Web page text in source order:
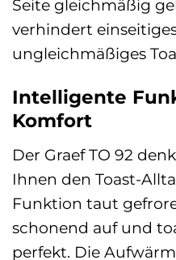
Seite gleichmäßig
verhindert
ungleichmäßiges
Intelligente
Komfort
Der Graef TO 92
Ihnen den Toast-
Funktion taut
schonend auf und
perfekt. Die